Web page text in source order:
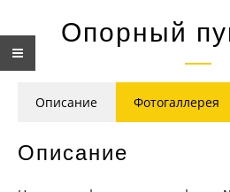
Опорный
Описание Фотогаллерея
Описание